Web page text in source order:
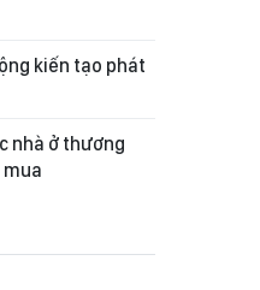
kiến tạo phát
nhà ở thương
mua